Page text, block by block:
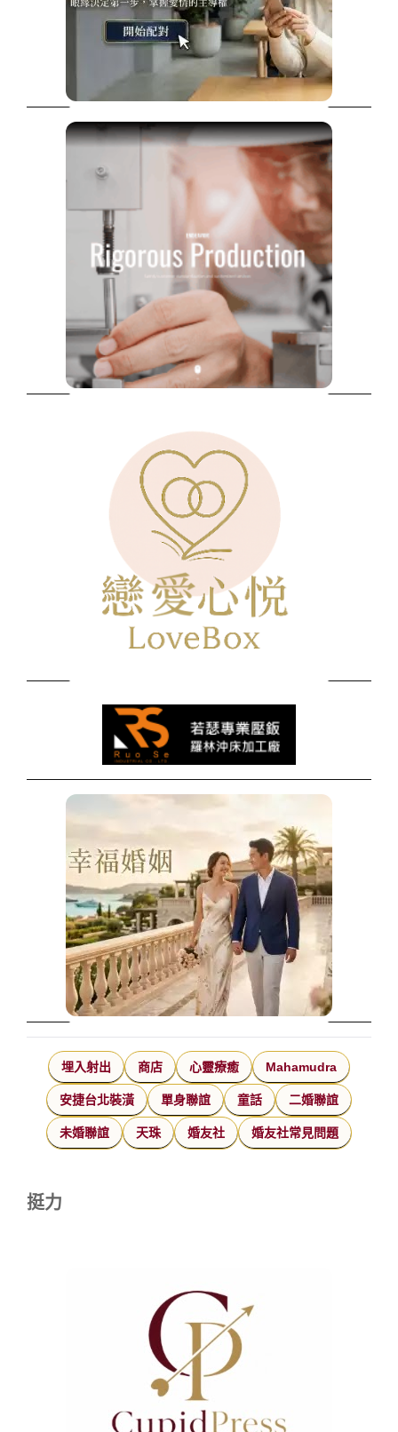
埋入射出 商店 心靈療癒 Mahamudra
安捷台北裝潢 單身聯誼 童話 二婚聯誼
未婚聯誼 天珠 婚友社 婚友社常見問題
挺力